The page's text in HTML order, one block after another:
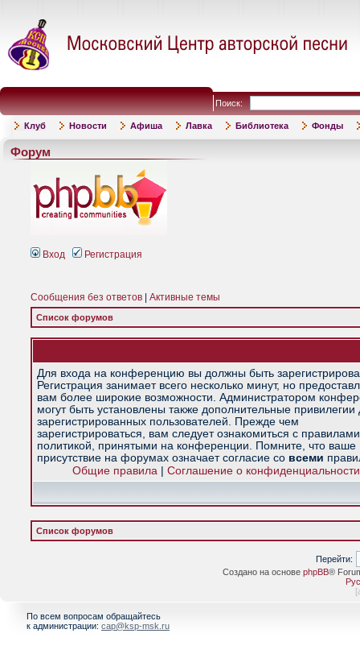
Поиск:
Клуб Новости Афиша Лавка Библиотека Фонды
Форум
Вход Регистрация
Сообщения без ответов Активные темы
Список форумов
Для входа на конференцию вы должны быть
Регистрация занимает всего несколько минут, но
вам более широкие возможности. Администратором
могут быть установлены также дополнительные привилегии
зарегистрированных пользователей. Прежде чем
зарегистрироваться, вам следует ознакомиться с
политикой, принятыми на конференции. Помните, что ваше
присутствие на форумах означает согласие со всеми
Общие правила| Соглашение о конфиденциальности
Список форумов
Перейти:
Создано на основе phpBB®
[
По всем вопросам обращайтесь
к администрации: cap@ksp-msk.ru